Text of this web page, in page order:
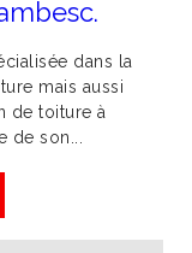
dans la
mais aussi
de toiture à
de son...